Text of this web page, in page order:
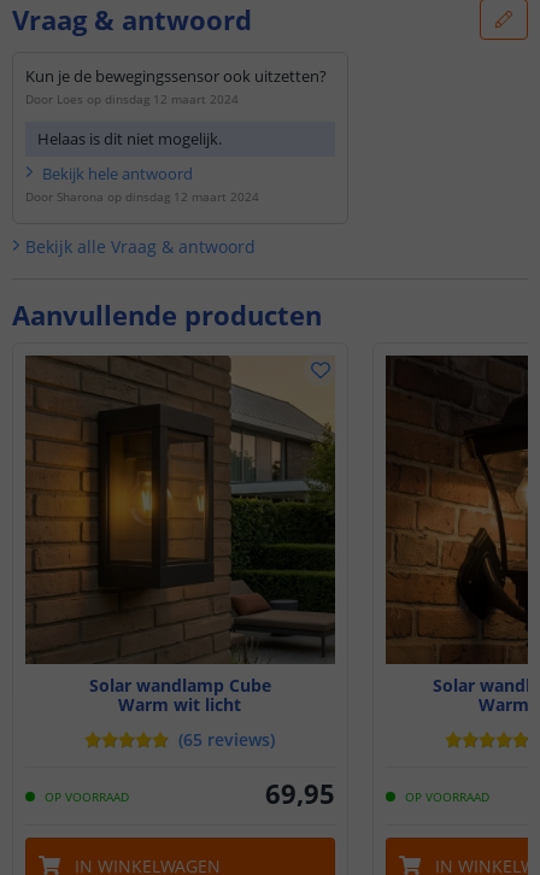
Aanvullende producten
Solar wandlamp Cube
Warm wit licht
(65 reviews)
OP VOORRAAD 69,95
IN WINKELWAGEN
Solar
Warm
OP VOORRAAD
IN
Vraag & antwoord
Kun je de bewegingssensor ook uitzetten?
Door Loes op dinsdag 12 maart 2024
Helaas is dit niet mogelijk.
Bekijk hele antwoord
Door Sharona op dinsdag 12 maart 2024
Bekijk alle Vraag & antwoord